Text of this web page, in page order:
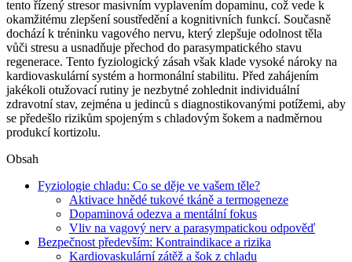
tento řízený stresor masivním vyplavením dopaminu, což vede k
okamžitému zlepšení soustředění a kognitivních funkcí. Současně
dochází k tréninku vagového nervu, který zlepšuje odolnost těla
vůči stresu a usnadňuje přechod do parasympatického stavu
regenerace. Tento fyziologický zásah však klade vysoké nároky na
kardiovaskulární systém a hormonální stabilitu. Před zahájením
jakékoli otužovací rutiny je nezbytné zohlednit individuální
zdravotní stav, zejména u jedinců s diagnostikovanými potížemi, aby
se předešlo rizikům spojeným s chladovým šokem a nadměrnou
produkcí kortizolu.
Obsah
Fyziologie chladu: Co se děje ve vašem těle?
Aktivace hnědé tukové tkáně a termogeneze
Dopaminová odezva a mentální fokus
Vliv na vagový nerv a parasympatickou odpověď
Bezpečnost především: Kontraindikace a rizika
Kardiovaskulární zátěž a šok z chladu